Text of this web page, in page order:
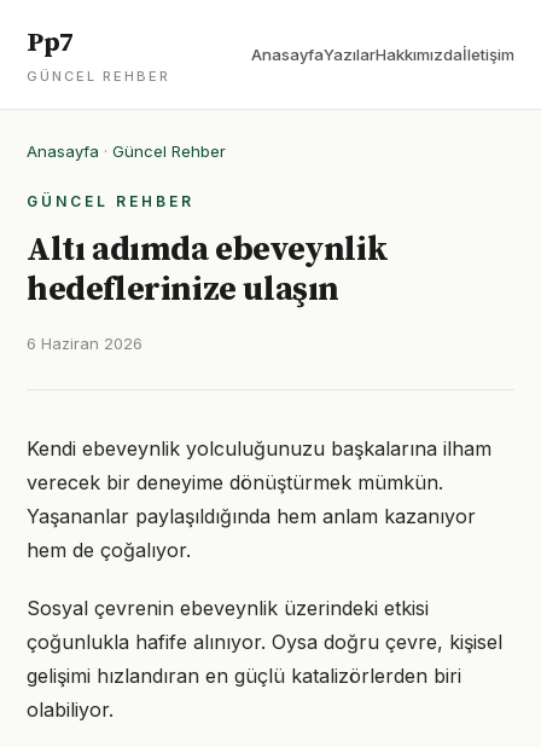
Pp7
GÜNCEL REHBER
AnasayfaYazılarHakkımızdaİletişim
Anasayfa · Güncel Rehber
GÜNCEL REHBER
Altı adımda ebeveynlik
hedeflerinize ulaşın
6 Haziran 2026
Kendi ebeveynlik yolculuğunuzu başkalarına ilham
verecek bir deneyime dönüştürmek mümkün.
Yaşananlar paylaşıldığında hem anlam kazanıyor
hem de çoğalıyor.
Sosyal çevrenin ebeveynlik üzerindeki etkisi
çoğunlukla hafife alınıyor. Oysa doğru çevre, kişisel
gelişimi hızlandıran en güçlü katalizörlerden biri
olabiliyor.